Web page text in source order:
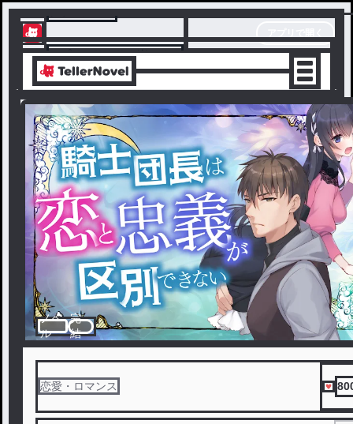
テラーノベル
アプリでサクサク楽しめる
ノベ
ル
完
結
恋愛・ロマンス